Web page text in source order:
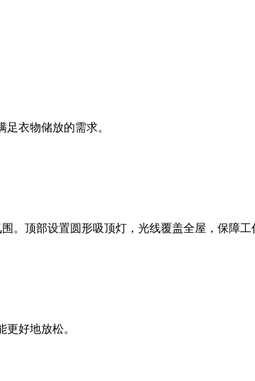
衣物储放的需求。
。顶部设置圆形吸顶灯，光线覆盖全屋，保障工
好地放松。